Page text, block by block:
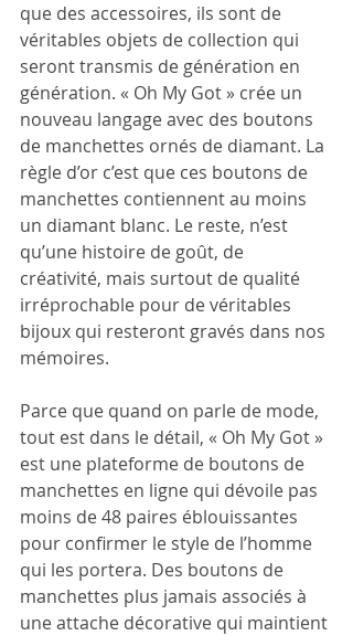
que des accessoires, ils sont de
véritables objets de collection qui
seront transmis de génération en
génération. « Oh My Got » crée un
nouveau langage avec des boutons
de manchettes ornés de diamant. La
règle d’or c’est que ces boutons de
manchettes contiennent au moins
un diamant blanc. Le reste, n’est
qu’une histoire de goût, de
créativité, mais surtout de qualité
irréprochable pour de véritables
bijoux qui resteront gravés dans nos
mémoires.
Parce que quand on parle de mode,
tout est dans le détail, « Oh My Got »
est une plateforme de boutons de
manchettes en ligne qui dévoile pas
moins de 48 paires éblouissantes
pour confirmer le style de l’homme
qui les portera. Des boutons de
manchettes plus jamais associés à
une attache décorative qui maintient